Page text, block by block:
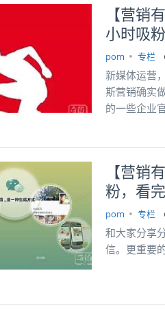
【营销
小时吸
pom 专栏
新媒体运营
斯营销确实
的一些企业
【营销
粉，看
pom 专栏
和大家分享
信。更重要